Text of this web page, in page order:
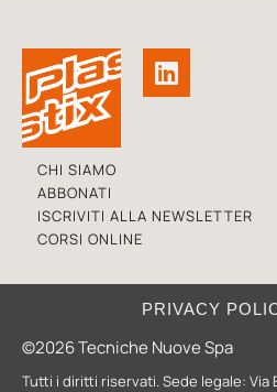
CHI SIAMO
ABBONATI
ISCRIVITI ALLA NEWSLETTER
CORSI ONLINE
©2026 Tecniche Nuove Spa
PRIVACY
Tutti i diritti riservati. Sede legale: Via